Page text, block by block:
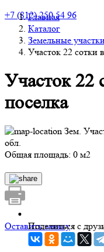
+7 (812) 250 54 96
Главная
Каталог
Земельные
Участок 22 сотки
Участок 22
поселка
Зем.
обл.
Общая площадь: 0 м2
Поделиться с
Оставить заявку